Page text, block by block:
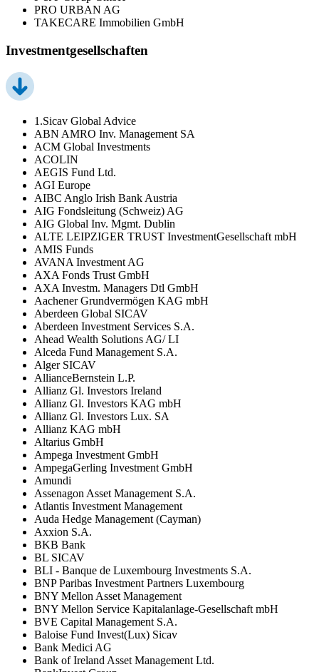
PRO URBAN AG
TAKECARE Immobilien GmbH
Investmentgesellschaften
1.Sicav Global Advice
ABN AMRO Inv. Management SA
ACM Global Investments
ACOLIN
AEGIS Fund Ltd.
AGI Europe
AIBC Anglo Irish Bank Austria
AIG Fondsleitung (Schweiz) AG
AIG Global Inv. Mgmt. Dublin
ALTE LEIPZIGER TRUST InvestmentGesellschaft mbH
AMIS Funds
AVANA Investment AG
AXA Fonds Trust GmbH
AXA Investm. Managers Dtl GmbH
Aachener Grundvermögen KAG mbH
Aberdeen Global SICAV
Aberdeen Investment Services S.A.
Ahead Wealth Solutions AG/ LI
Alceda Fund Management S.A.
Alger SICAV
AllianceBernstein L.P.
Allianz Gl. Investors Ireland
Allianz Gl. Investors KAG mbH
Allianz Gl. Investors Lux. SA
Allianz KAG mbH
Altarius GmbH
Ampega Investment GmbH
AmpegaGerling Investment GmbH
Amundi
Assenagon Asset Management S.A.
Atlantis Investment Management
Auda Hedge Management (Cayman)
Axxion S.A.
BKB Bank
BL SICAV
BLI - Banque de Luxembourg Investments S.A.
BNP Paribas Investment Partners Luxembourg
BNY Mellon Asset Management
BNY Mellon Service Kapitalanlage-Gesellschaft mbH
BVE Capital Management S.A.
Baloise Fund Invest(Lux) Sicav
Bank Medici AG
Bank of Ireland Asset Management Ltd.